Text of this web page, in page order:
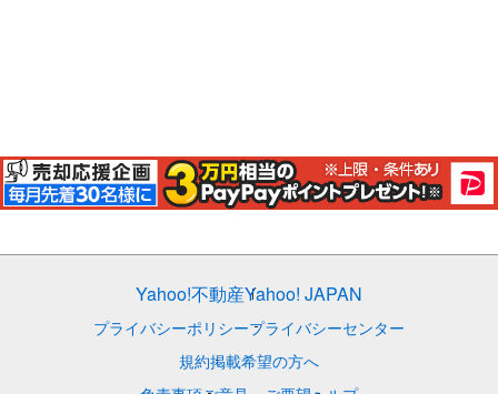
Yahoo!不動産Yahoo! JAPAN
プライバシーポリシープライバシーセンター
規約掲載希望の方へ